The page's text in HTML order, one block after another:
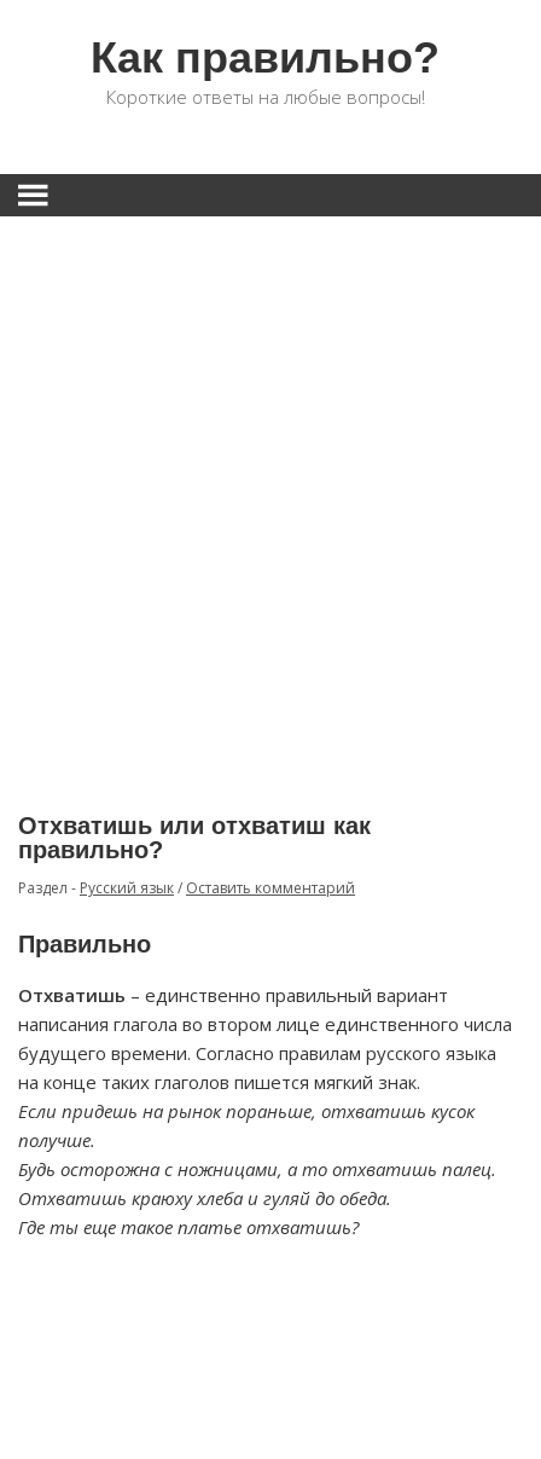
Как правильно?
Короткие ответы на любые вопросы!
Отхватишь или отхватиш как
правильно?
Раздел - Русский язык/ Оставить комментарий
Правильно
Отхватишь – единственно правильный вариант
написания глагола во втором лице единственного числа
будущего времени. Согласно правилам русского языка
на конце таких глаголов пишется мягкий знак.
Если придешь на рынок пораньше, отхватишь кусок
получше.
Будь осторожна с ножницами, а то отхватишь палец.
Отхватишь краюху хлеба и гуляй до обеда.
Где ты еще такое платье отхватишь?